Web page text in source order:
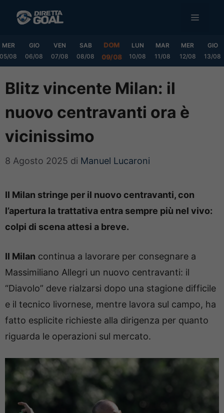
MENU
MER
05/08
GIO
06/08
VEN
07/08
SAB
08/08
DOM
09/08
LUN
10/08
MAR
11/08
MER
12/08
GIO
13/08
Blitz vincente Milan: il
nuovo centravanti ora è
vicinissimo
8 Agosto 2025 di Manuel Lucaroni
Il Milan stringe per il nuovo centravanti, con
l’apertura la trattativa entra sempre più nel vivo:
colpi di scena attesi a breve.
Il Milan continua a lavorare per consegnare a
Massimiliano Allegri un nuovo centravanti: il
“Diavolo” deve rialzarsi dopo una stagione difficile
e il tecnico livornese, mentre lavora sul campo, ha
fatto esplicite richieste alla dirigenza per quanto
riguarda le operazioni sul mercato.